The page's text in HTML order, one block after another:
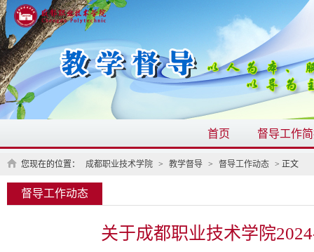
首页 督导工作
您现在的位置： 成都职业技术学院 > 教学督导 > 督导工作动态 > 正文
督导工作动态
关于成都职业技术学院